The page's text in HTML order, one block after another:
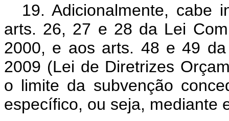
19. Adicionalmente, cabe
arts. 26, 27 e 28 da Lei
2000, e aos arts. 48 e 49
2009 (Lei de Diretrizes
o limite da subvenção
específico, ou seja, mediante